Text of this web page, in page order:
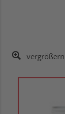
vergrößern